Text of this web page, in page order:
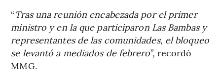
“Tras una reunión encabezada por el primer
ministro y en la que participaron Las Bambas y
representantes de las comunidades, el bloqueo
se levantó a mediados de febrero”, recordó
MMG.